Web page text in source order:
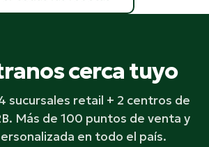
cerca tuyo
sucursales retail + 2 centros de
Más de 100 puntos de venta y
en todo el país.